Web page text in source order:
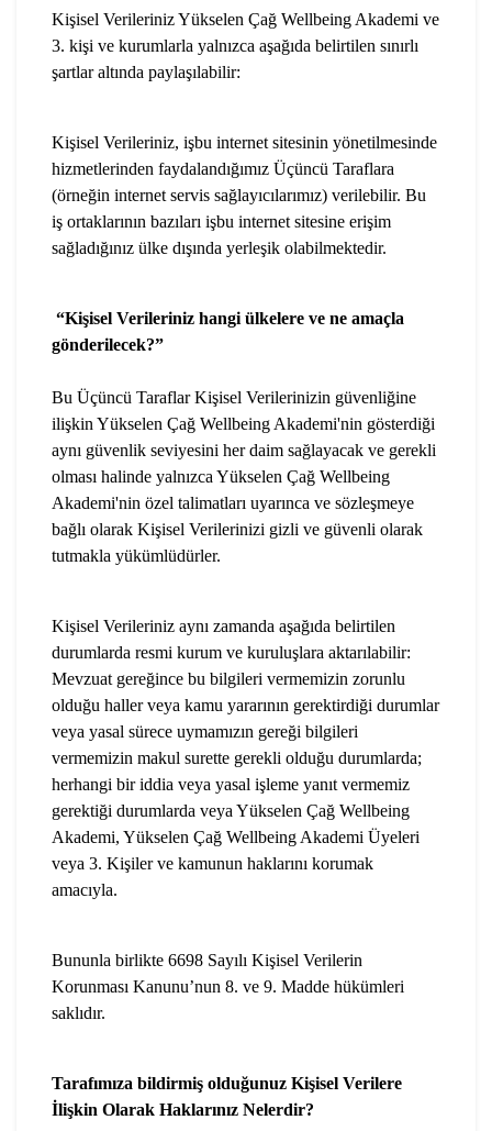
Kişisel Verileriniz Yükselen Çağ Wellbeing Akademi ve
3. kişi ve kurumlarla yalnızca aşağıda belirtilen sınırlı
şartlar altında paylaşılabilir:
Kişisel Verileriniz, işbu internet sitesinin yönetilmesinde
hizmetlerinden faydalandığımız Üçüncü Taraflara
(örneğin internet servis sağlayıcılarımız) verilebilir. Bu
iş ortaklarının bazıları işbu internet sitesine erişim
sağladığınız ülke dışında yerleşik olabilmektedir.
“Kişisel Verileriniz hangi ülkelere ve ne amaçla
gönderilecek?”
Bu Üçüncü Taraflar Kişisel Verilerinizin güvenliğine
ilişkin Yükselen Çağ Wellbeing Akademi'nin gösterdiği
aynı güvenlik seviyesini her daim sağlayacak ve gerekli
olması halinde yalnızca Yükselen Çağ Wellbeing
Akademi'nin özel talimatları uyarınca ve sözleşmeye
bağlı olarak Kişisel Verilerinizi gizli ve güvenli olarak
tutmakla yükümlüdürler.
Kişisel Verileriniz aynı zamanda aşağıda belirtilen
durumlarda resmi kurum ve kuruluşlara aktarılabilir:
Mevzuat gereğince bu bilgileri vermemizin zorunlu
olduğu haller veya kamu yararının gerektirdiği durumlar
veya yasal sürece uymamızın gereği bilgileri
vermemizin makul surette gerekli olduğu durumlarda;
herhangi bir iddia veya yasal işleme yanıt vermemiz
gerektiği durumlarda veya Yükselen Çağ Wellbeing
Akademi, Yükselen Çağ Wellbeing Akademi Üyeleri
veya 3. Kişiler ve kamunun haklarını korumak
amacıyla.
Bununla birlikte 6698 Sayılı Kişisel Verilerin
Korunması Kanunu’nun 8. ve 9. Madde hükümleri
saklıdır.
Tarafımıza bildirmiş olduğunuz Kişisel Verilere
İlişkin Olarak Haklarınız Nelerdir?